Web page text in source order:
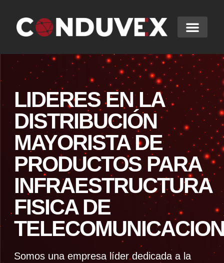
LIDERES EN LA
DISTRIBUCIÓN
MAYORISTA DE
PRODUCTOS PARA
INFRAESTRUCTURA
FISICA DE
Somos una empresa líder dedicada a la